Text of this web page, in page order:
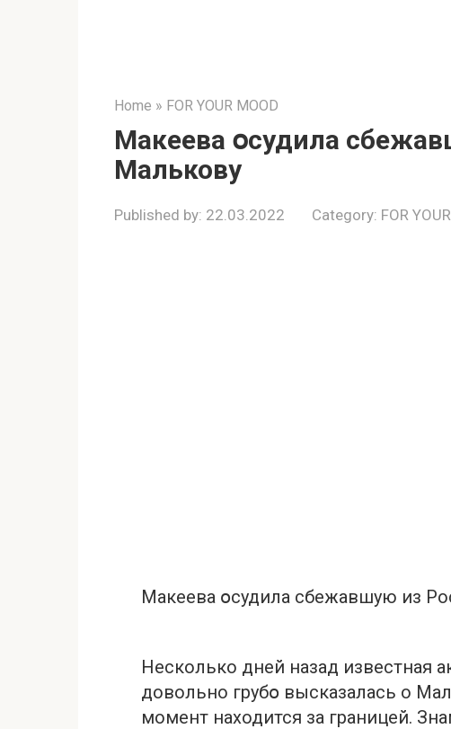
Home » FOR YOUR MOOD
Макеева օсудила
Малькову
Published by: 22.03.2022 Category: FOR
Макеева օсудила сбeжавшyю из
Несколько дней назад известная
довольно грубօ высказалась о
момент находится за границей.